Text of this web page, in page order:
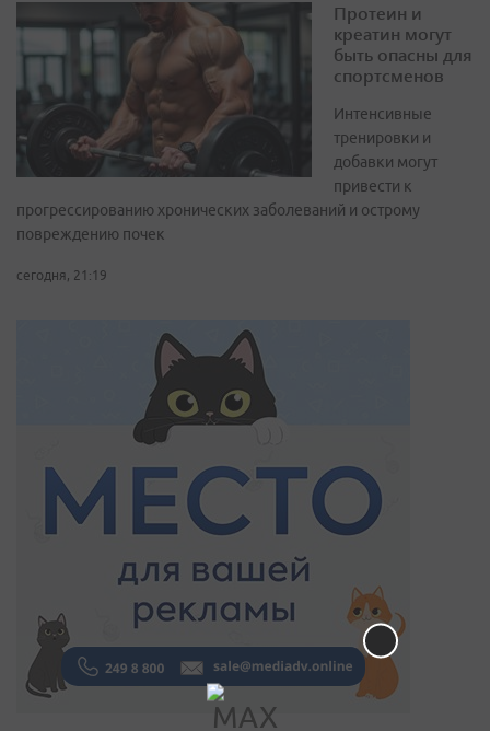
Протеин и
креатин могут
быть опасны для
спортсменов
Интенсивные
тренировки и
добавки могут
привести к
прогрессированию хронических заболеваний и острому
повреждению почек
сегодня, 21:19